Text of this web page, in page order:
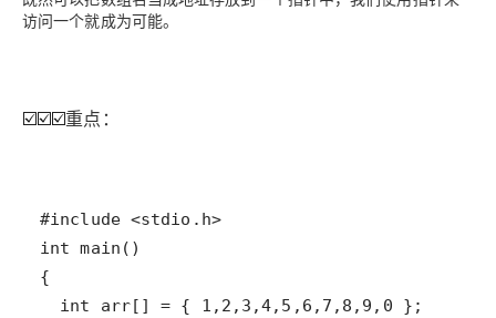
访问一个就成为可能。
☑️☑️☑️重点：
#include <stdio.h>